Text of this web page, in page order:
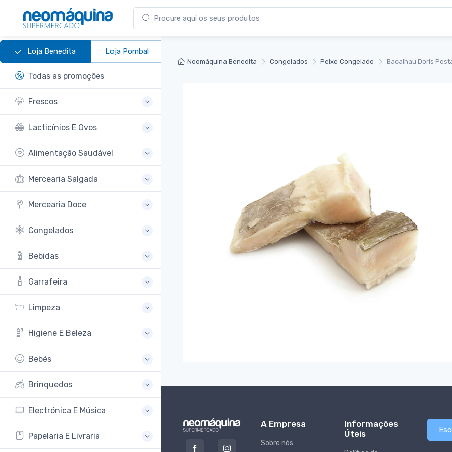
Loja Benedita Loja Pombal
Todas as promoções
Frescos
Lacticínios E Ovos
Alimentação Saudável
Mercearia Salgada
Mercearia Doce
Congelados
Bebidas
Garrafeira
Limpeza
Higiene E Beleza
Bebés
Brinquedos
Electrónica E Música
Papelaria E Livraria
Neomáquina Benedita Congelados Peixe Congelado Bacalhau Doris
A Empresa
Sobre nós
Informações
Úteis